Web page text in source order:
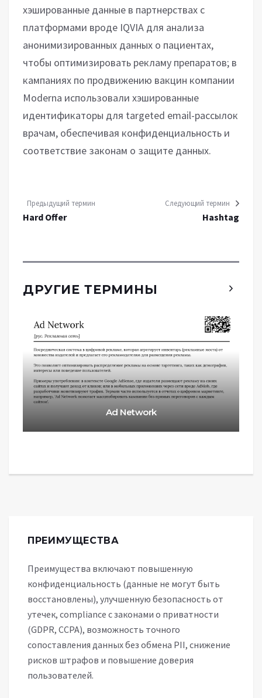
хэшированные данные в партнерствах с
платформами вроде IQVIA для анализа
анонимизированных данных о пациентах,
чтобы оптимизировать рекламу препаратов; в
кампаниях по продвижению вакцин компании
Moderna использовали хэшированные
идентификаторы для targeted email-рассылок
врачам, обеспечивая конфиденциальность и
соответствие законам о защите данных.
Предыдущий термин
Hard Offer
Следующий термин
Hashtag
ДРУГИЕ ТЕРМИНЫ
Ad Network
ПРЕИМУЩЕСТВА
Преимущества включают повышенную
конфиденциальность (данные не могут быть
восстановлены), улучшенную безопасность от
утечек, compliance с законами о приватности
(GDPR, CCPA), возможность точного
сопоставления данных без обмена PII, снижение
рисков штрафов и повышение доверия
пользователей.